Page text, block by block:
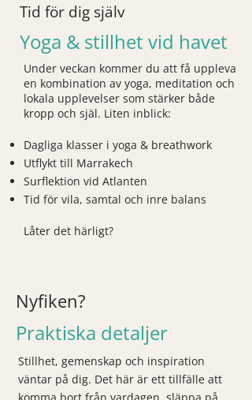
Tid för dig själv
Yoga & stillhet vid havet
Under veckan kommer du att få uppleva
en kombination av yoga, meditation och
lokala upplevelser som stärker både
kropp och själ. Liten inblick:
Dagliga klasser i yoga & breathwork
Utflykt till Marrakech
Surflektion vid Atlanten
Tid för vila, samtal och inre balans
Låter det härligt?
Nyfiken?
Praktiska detaljer
Stillhet, gemenskap och inspiration
väntar på dig. Det här är ett tillfälle att
komma bort från vardagen, släppa på